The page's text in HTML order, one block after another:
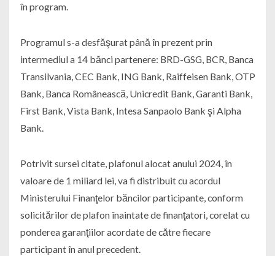
în program.
Programul s-a desfăşurat până în prezent prin
intermediul a 14 bănci partenere: BRD-GSG, BCR, Banca
Transilvania, CEC Bank, ING Bank, Raiffeisen Bank, OTP
Bank, Banca Românească, Unicredit Bank, Garanti Bank,
First Bank, Vista Bank, Intesa Sanpaolo Bank şi Alpha
Bank.
Potrivit sursei citate, plafonul alocat anului 2024, în
valoare de 1 miliard lei, va fi distribuit cu acordul
Ministerului Finanţelor băncilor participante, conform
solicitărilor de plafon înaintate de finanţatori, corelat cu
ponderea garanţiilor acordate de către fiecare
participant în anul precedent.